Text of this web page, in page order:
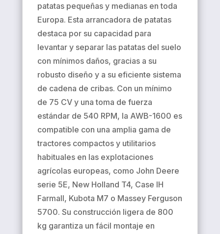
patatas pequeñas y medianas en toda
Europa. Esta arrancadora de patatas
destaca por su capacidad para
levantar y separar las patatas del suelo
con mínimos daños, gracias a su
robusto diseño y a su eficiente sistema
de cadena de cribas. Con un mínimo
de 75 CV y ​​una toma de fuerza
estándar de 540 RPM, la AWB-1600 es
compatible con una amplia gama de
tractores compactos y utilitarios
habituales en las explotaciones
agrícolas europeas, como John Deere
serie 5E, New Holland T4, Case IH
Farmall, Kubota M7 o Massey Ferguson
5700. Su construcción ligera de 800
kg garantiza un fácil montaje en